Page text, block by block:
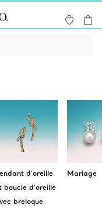
d’oreille
boucle d’oreille
breloque
Mariage